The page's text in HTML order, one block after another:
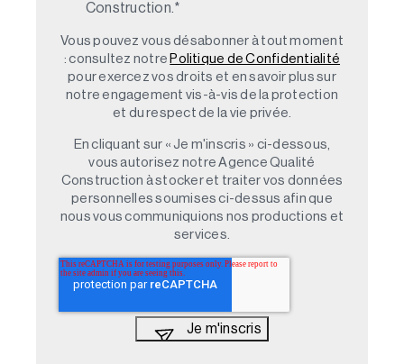
Construction. *
Vous pouvez vous désabonner à tout moment
: consultez notre Politique de Confidentialité
pour exercez vos droits et en savoir plus sur
notre engagement vis-à-vis de la protection
et du respect de la vie privée.
En cliquant sur « Je m'inscris » ci-dessous,
vous autorisez notre Agence Qualité
Construction à stocker et traiter vos données
personnelles soumises ci-dessus afin que
nous vous communiquions nos productions et
services.